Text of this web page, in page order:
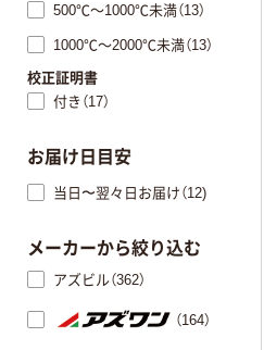
500℃～1000℃未満（13）
1000℃～2000℃未満（13）
校正証明書
付き（17）
お届け日目安
当日〜翌々日お届け（12)
メーカーから絞り込む
アズビル（362）
（164）